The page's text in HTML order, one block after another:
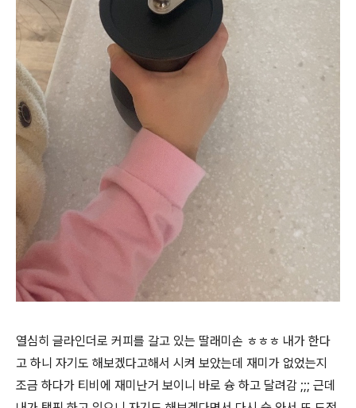
열심히 글라인더로 커피를 갈고 있는 딸래미손 ㅎㅎㅎ 내가 한다
고 하니 자기도 해보겠다고해서 시켜 보았는데 재미가 없었는지
조금 하다가 티비에 재미난거 보이니 바로 슝 하고 달려감 ;;; 근데